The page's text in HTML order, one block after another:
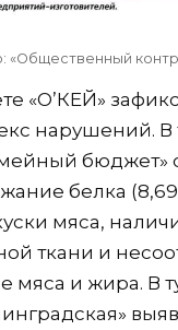
«Общественный
«О’КЕЙ»
нарушений. В
бюджет»
белка
мяса,
ткани и
мяса и жира. В